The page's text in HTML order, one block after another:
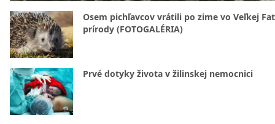
Osem pichľavcov vrátili po zime vo Veľkej
prírody (FOTOGALÉRIA)
Prvé dotyky života v žilinskej nemocnici